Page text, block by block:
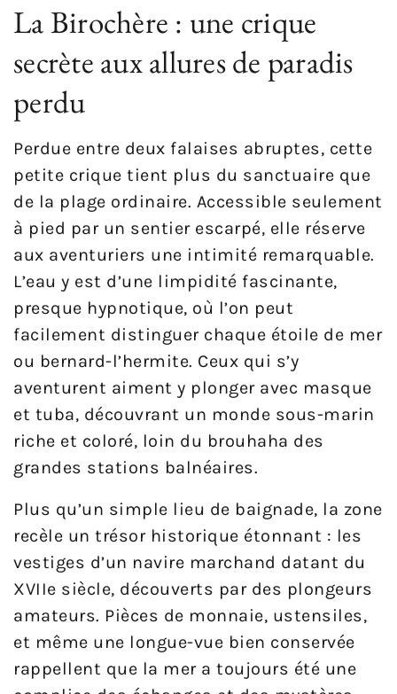
La Birochère : une crique
secrète aux allures de paradis
perdu
Perdue entre deux falaises abruptes, cette
petite crique tient plus du sanctuaire que
de la plage ordinaire. Accessible seulement
à pied par un sentier escarpé, elle réserve
aux aventuriers une intimité remarquable.
L’eau y est d’une limpidité fascinante,
presque hypnotique, où l’on peut
facilement distinguer chaque étoile de mer
ou bernard-l’hermite. Ceux qui s’y
aventurent aiment y plonger avec masque
et tuba, découvrant un monde sous-marin
riche et coloré, loin du brouhaha des
grandes stations balnéaires.
Plus qu’un simple lieu de baignade, la zone
recèle un trésor historique étonnant : les
vestiges d’un navire marchand datant du
XVIIe siècle, découverts par des plongeurs
amateurs. Pièces de monnaie, ustensiles,
et même une longue-vue bien conservée
rappellent que la mer a toujours été une